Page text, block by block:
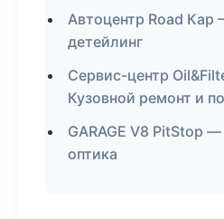
Автоцентр Road
детейлинг
Сервис-центр
Кузовной ремонт и
GARAGE V8 PitStop
оптика